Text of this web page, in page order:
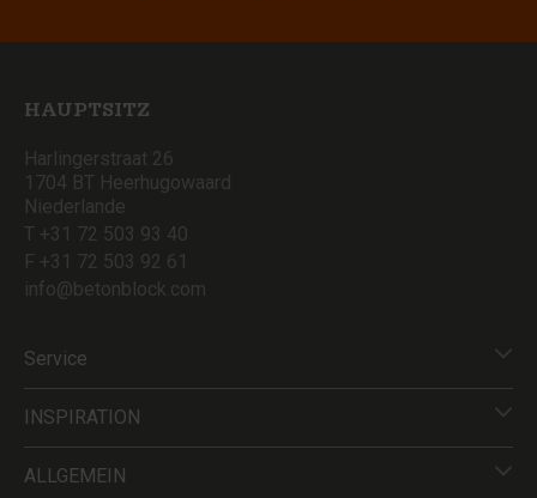
HAUPTSITZ
Harlingerstraat 26
1704 BT Heerhugowaard
Niederlande
T +31 72 503 93 40
F +31 72 503 92 61
info@betonblock.com
Service
INSPIRATION
ALLGEMEIN